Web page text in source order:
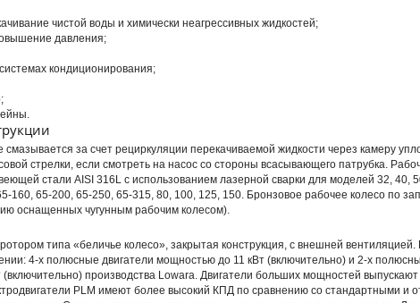
чистой воды и химически неагрессивных жидкостей;
давления;
кондиционирования;
смазывается за счет рециркуляции перекачиваемой жидкости через камеру
стрелки, если смотреть на насос со стороны всасывающего патрубка.
стали AISI 316L с использованием лазерной сварки для моделей 32, 40,
160, 65-200, 65-250, 65-315, 80, 100, 125, 150. Бронзовое рабочее колесо по
оснащенных чугунным рабочим колесом).
типа «беличье колесо», закрытая конструкция, с внешней вентиляцией.
4-х полюсные двигатели мощностью до 11 кВт (включительно) и 2-х
производства Lowara. Двигатели больших мощностей выпускают
PLМ имеют более высокий КПД по сравнению со стандартными и